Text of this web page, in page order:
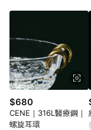
貨後 45 天後發送。 8.
運費，攤位費等不具
顏色、價位、贈品如與
Pinkoi 購物商品資訊
則請以點數紅包活動說
頁面後才首次下載
上，首次下載 Pinkoi
面，方享導購資格。
$680
CENE｜316L醫療鋼｜
螺旋耳環